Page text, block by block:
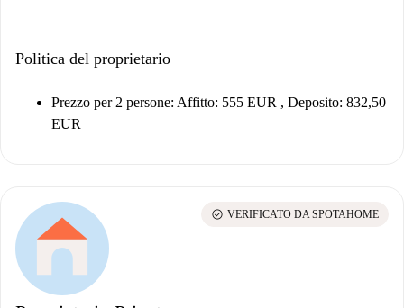
Politica del proprietario
Prezzo per 2 persone: Affitto: 555 EUR , Deposito: 832,50
EUR
check_circle VERIFICATO DA SPOTAHOME